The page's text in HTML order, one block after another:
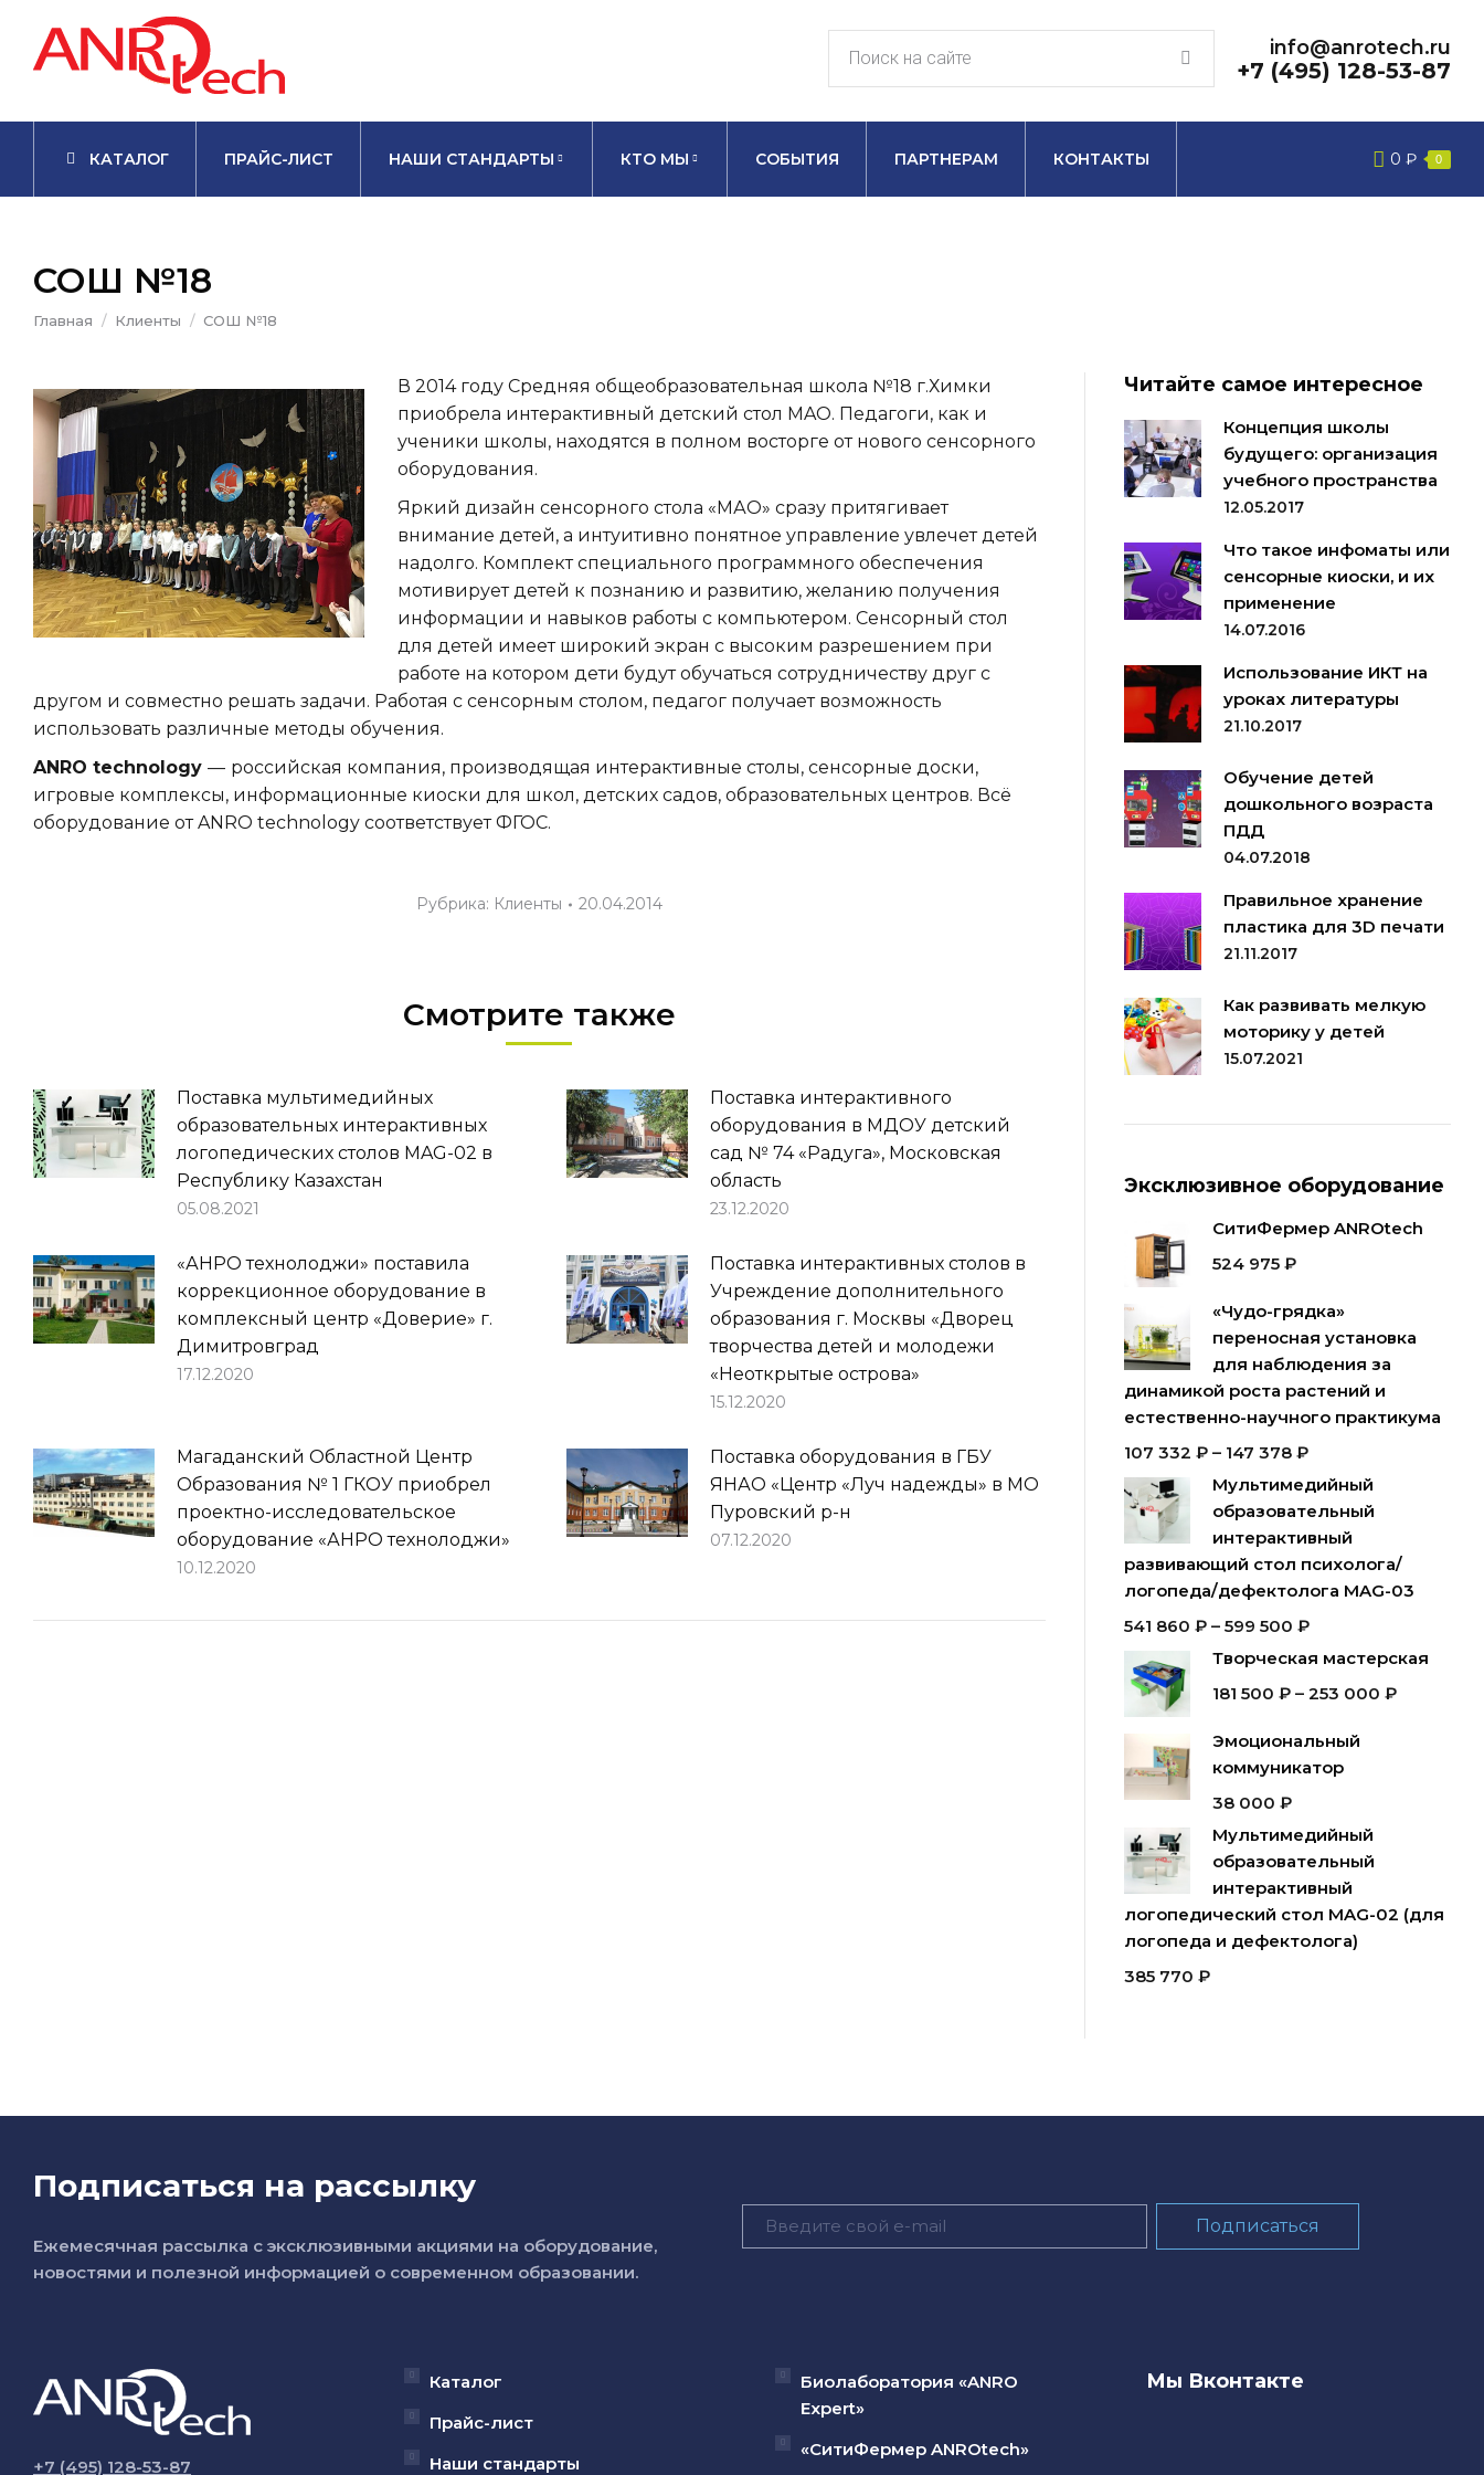
info@anrotech.ru
+7 (495) 128-53-87
КАТАЛОГ ПРАЙС-ЛИСТ НАШИ СТАНДАРТЫ КТО МЫ СОБЫТИЯ ПАРТНЕРАМ КОНТАКТЫ 0 ₽ 0
СОШ №18
Вы здесь:
Главная Клиенты СОШ №18
В 2014 году Средняя общеобразовательная школа №18 г.Химки
приобрела интерактивный детский стол MAO. Педагоги, как и
ученики школы, находятся в полном восторге от нового сенсорного
оборудования.
Яркий дизайн сенсорного стола «МАО» сразу притягивает
внимание детей, а интуитивно понятное управление увлечет детей
надолго. Комплект специального программного обеспечения
мотивирует детей к познанию и развитию, желанию получения
информации и навыков работы с компьютером. Сенсорный стол
для детей имеет широкий экран с высоким разрешением при
работе на котором дети будут обучаться сотрудничеству друг с
другом и совместно решать задачи. Работая с сенсорным столом, педагог получает возможность
использовать различные методы обучения.
ANRO technology — российская компания, производящая интерактивные столы, сенсорные доски,
игровые комплексы, информационные киоски для школ, детских садов, образовательных центров. Всё
оборудование от ANRO technology соответствует ФГОС.
Рубрика: Клиенты 20.04.2014
Смотрите также
Поставка мультимедийных
образовательных интерактивных
логопедических столов MAG-02 в
Республику Казахстан
05.08.2021
Поставка интерактивного
оборудования в МДОУ детский
сад № 74 «Радуга», Московская
область
23.12.2020
«АНРО технолоджи» поставила
коррекционное оборудование в
комплексный центр «Доверие» г.
Димитровград
17.12.2020
Поставка интерактивных столов в
Учреждение дополнительного
образования г. Москвы «Дворец
творчества детей и молодежи
«Неоткрытые острова»
15.12.2020
Магаданский Областной Центр
Образования № 1 ГКОУ приобрел
проектно-исследовательское
оборудование «АНРО технолоджи»
10.12.2020
Поставка оборудования в ГБУ
ЯНАО «Центр «Луч надежды» в МО
Пуровский р-н
07.12.2020
Читайте самое интересное
Концепция школы
будущего: организация
учебного пространства
12.05.2017
Что такое инфоматы или
сенсорные киоски, и их
применение
14.07.2016
Использование ИКТ на
уроках литературы
21.10.2017
Обучение детей
дошкольного возраста
ПДД
04.07.2018
Правильное хранение
пластика для 3D печати
21.11.2017
Как развивать мелкую
моторику у детей
15.07.2021
Эксклюзивное оборудование
СитиФермер ANROtech
524 975 ₽
«Чудо-грядка»
переносная установка
для наблюдения за
динамикой роста растений и
естественно-научного практикума
107 332 ₽– 147 378 ₽
Мультимедийный
образовательный
интерактивный
развивающий стол психолога/
логопеда/дефектолога MAG-03
541 860 ₽– 599 500 ₽
Творческая мастерская
181 500 ₽– 253 000 ₽
Эмоциональный
коммуникатор
38 000 ₽
Мультимедийный
образовательный
интерактивный
логопедический стол MAG-02 (для
логопеда и дефектолога)
385 770 ₽
Подписаться на рассылку
Ежемесячная рассылка с эксклюзивными акциями на оборудование,
новостями и полезной информацией о современном образовании.
+7 (495) 128-53-87
Каталог
Прайс-лист
Наши стандарты
Биолаборатория «ANRO
Expert»
«СитиФермер ANROtech»
Мы Вконтакте